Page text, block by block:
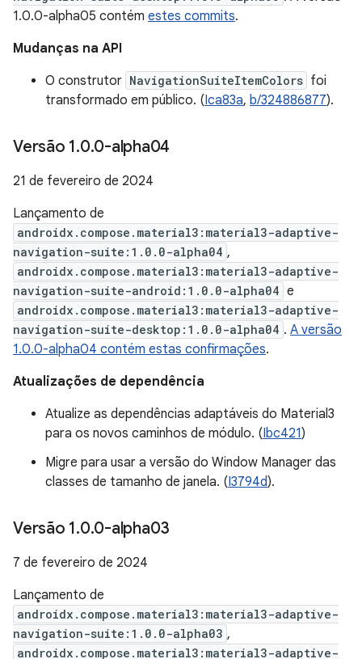
1.0.0-alpha05 contém estes commits.
Mudanças na API
O construtor NavigationSuiteItemColors foi
transformado em público. (Ica83a, b/324886877).
Versão 1.0.0-alpha04
21 de fevereiro de 2024
Lançamento de
androidx.compose.material3:material3-adaptive-
navigation-suite:1.0.0-alpha04 ,
androidx.compose.material3:material3-adaptive-
navigation-suite-android:1.0.0-alpha04 e
androidx.compose.material3:material3-adaptive-
navigation-suite-desktop:1.0.0-alpha04 . A versão
1.0.0-alpha04 contém estas confirmações.
Atualizações de dependência
Atualize as dependências adaptáveis do Material3
para os novos caminhos de módulo. (Ibc421)
Migre para usar a versão do Window Manager das
classes de tamanho de janela. (I3794d).
Versão 1.0.0-alpha03
7 de fevereiro de 2024
Lançamento de
androidx.compose.material3:material3-adaptive-
navigation-suite:1.0.0-alpha03 ,
androidx.compose.material3:material3-adaptive-